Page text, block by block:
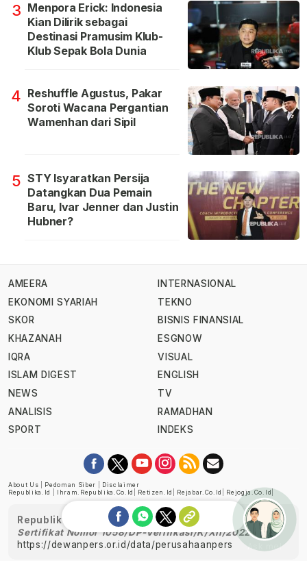
3 Menpora Erick: Indonesia
Kian Dilirik sebagai
Destinasi Pramusim Klub-
Klub Sepak Bola Dunia
4 Reshuffle Agustus, Pakar
Soroti Wacana Pergantian
Wamenhan dari Sipil
5 STY Isyaratkan Persija
Datangkan Dua Pemain
Baru, Ivar Jenner dan Justin
Hubner?
AMEERA
EKONOMI SYARIAH
SKOR
KHAZANAH
IQRA
ISLAM DIGEST
NEWS
ANALISIS
SPORT
INTERNASIONAL
TEKNO
BISNIS FINANSIAL
ESGNOW
VISUAL
ENGLISH
TV
RAMADHAN
INDEKS
About Us Pedoman Siber
Disclaimer
Republika.id
Ihram.republika.co.id Retizen.id Rejabar.co.id Rejogja.co.id
Republika telah diverifikasi oleh Dewan Pers
Sertifikat Nomor 1058/DP-Verifikasi/K/XII/2022
https://dewanpers.or.id/data/perusahaanpers
Ask me!